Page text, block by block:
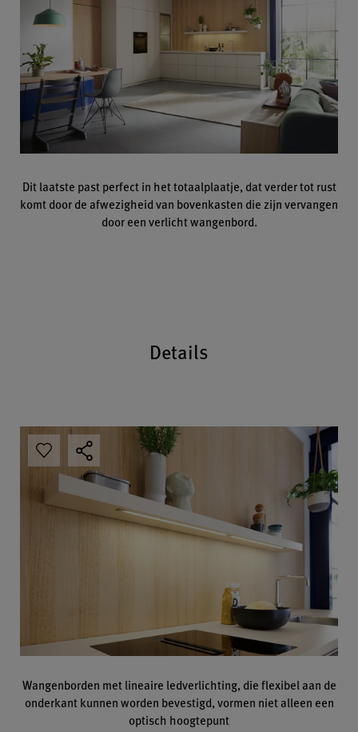
Dit laatste past perfect in het totaalplaatje, dat verder tot rust
komt door de afwezigheid van bovenkasten die zijn vervangen
door een verlicht wangenbord.
Details
Wangenborden met lineaire ledverlichting, die flexibel aan de
onderkant kunnen worden bevestigd, vormen niet alleen een
optisch hoogtepunt